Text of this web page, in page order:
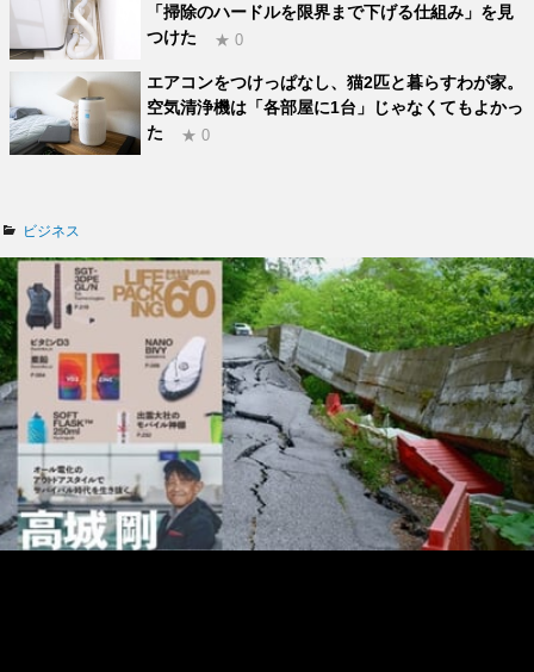
「掃除のハードルを限界まで下げる仕組み」を見
つけた
★ 0
エアコンをつけっぱなし、猫2匹と暮らすわが家。
空気清浄機は「各部屋に1台」じゃなくてもよかっ
た
★ 0
カ
リ
ー
ビジネス